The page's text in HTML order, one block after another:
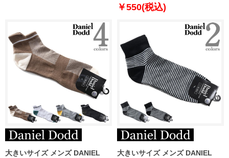
￥550(税込)
大きいサイズ メンズ DANIEL
大きいサイズ メンズ DANIEL